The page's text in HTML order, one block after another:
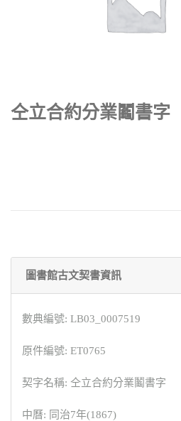
仝立合約分業鬮書字
圖書館古文契書資訊
數典編號: LB03_0007519
原件編號: ET0765
契字名稱: 仝立合約分業鬮書字
中曆: 同治7年(1867)